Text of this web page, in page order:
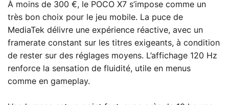
À moins de 300 €, le POCO X7 s’impose comme un
très bon choix pour le jeu mobile. La puce de
MediaTek délivre une expérience réactive, avec un
framerate constant sur les titres exigeants, à condition
de rester sur des réglages moyens. L’affichage 120 Hz
renforce la sensation de fluidité, utile en menus
comme en gameplay.